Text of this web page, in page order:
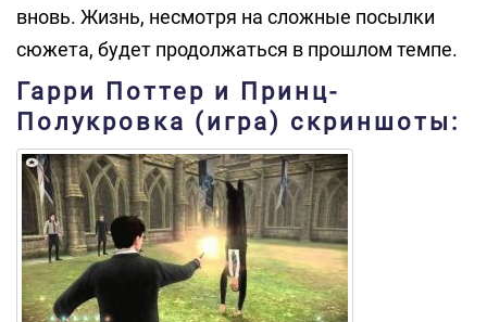
вновь. Жизнь, несмотря на сложные посылки
сюжета, будет продолжаться в прошлом темпе.
Гарри Поттер и Принц-
Полукровка (игра) скриншоты: